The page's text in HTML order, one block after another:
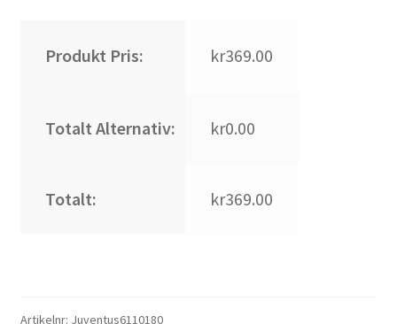
Produkt Pris: kr369.00
Totalt Alternativ: kr0.00
Totalt: kr369.00
Artikelnr: Juventus6110180